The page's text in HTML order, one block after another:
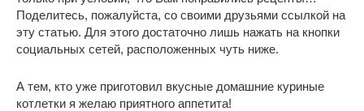
Поделитесь, пожалуйста, со своими друзьями ссылкой на
эту статью. Для этого достаточно лишь нажать на кнопки
социальных сетей, расположенных чуть ниже.
А тем, кто уже приготовил вкусные домашние куриные
котлетки я желаю приятного аппетита!